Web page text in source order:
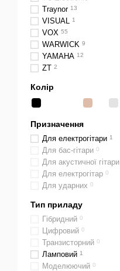
Traynor 13
VISUAL 1
VOX 55
WARWICK 9
YAMAHA 12
ZT 2
Колір
Призначення
Для електрогітари 1
Для бас-гітари 0
Для акустичної гітари
Для електрогітар 0
Для ударних 0
Тип приладу
Гібридний 0
Цифровий 0
Транзисторний 0
Ламповий 1
Моделюючий 0